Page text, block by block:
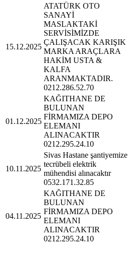
15.12.2025
ATATÜRK OTO
SANAYİ
MASLAKTAKİ
SERVİSİMİZDE
ÇALIŞACAK KARIŞIK
MARKA ARAÇLARA
HAKİM USTA &
KALFA
ARANMAKTADIR.
0212.286.52.70
01.12.2025
KAĞITHANE DE
BULUNAN
FİRMAMIZA DEPO
ELEMANI
ALINACAKTIR
0212.295.24.10
10.11.2025
Sivas Hastane şantiyemize
tecrübeli elektrik
mühendisi alınacaktır
0532.171.32.85
04.11.2025
KAĞITHANE DE
BULUNAN
FİRMAMIZA DEPO
ELEMANI
ALINACAKTIR
0212.295.24.10